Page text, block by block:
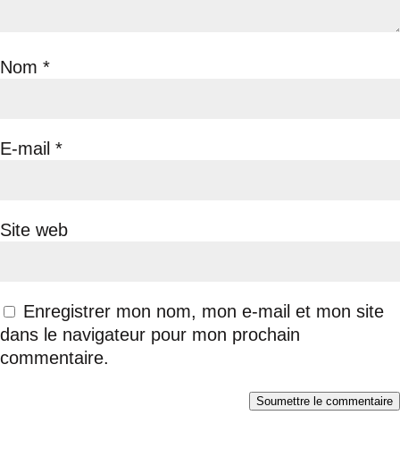
Nom *
E-mail *
Site web
Enregistrer mon nom, mon e-mail et mon site
dans le navigateur pour mon prochain
commentaire.
Soumettre le commentaire